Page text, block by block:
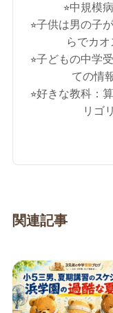
⭐︎中規模
⭐︎子供は男の子
らでカオ
⭐︎子どもの中学
ての情
⭐︎好きな教科：
リゴ
関連記事